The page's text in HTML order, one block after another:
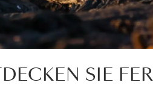
SIE